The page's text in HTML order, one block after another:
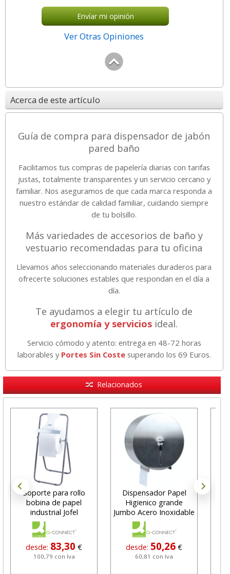
Envíar mi opinión
Ver Otras Opiniones
Acerca de este artículo
Guía de compra para dispensador de jabón
pared baño
Facilitamos tus compras de papelería diarias con tarifas
justas, totalmente transparentes y un servicio cercano y
familiar. Nos aseguramos de que cada marca responda a
nuestro estándar de calidad familiar, cuidando siempre
de tu bolsillo.
Más variedades de accesorios de baño y
vestuario recomendadas para tu oficina
Llevamos años seleccionando materiales duraderos para
ofrecerte soluciones estables que respondan en el día a
día.
Te ayudamos a elegir tu artículo de
ergonomía y servicios ideal.
Servicio cómodo y atento: entrega en 48-72 horas
laborables y Portes Sin Costesuperando los 69 Euros.
Relacionados
Soporte para rollo
bobina de papel
industrial Jofel
desde: 83,30 €
100,79 con Iva
Dispensador Papel
Higienico grande
Jumbo Acero Inoxidable
desde: 50,26 €
60,81 con Iva